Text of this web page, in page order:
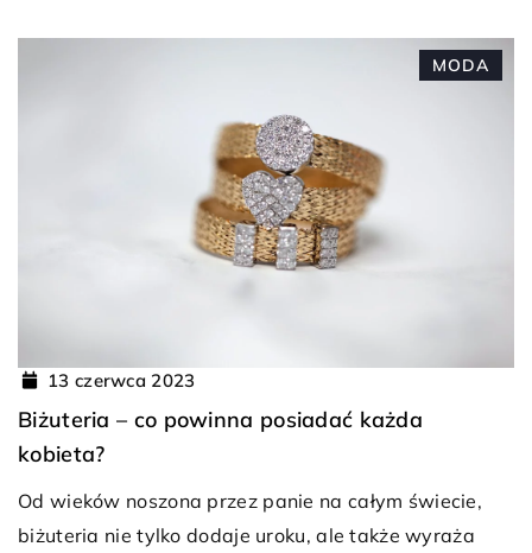
MODA
13 czerwca 2023
Biżuteria – co powinna posiadać każda
kobieta?
Od wieków noszona przez panie na całym świecie,
biżuteria nie tylko dodaje uroku, ale także wyraża